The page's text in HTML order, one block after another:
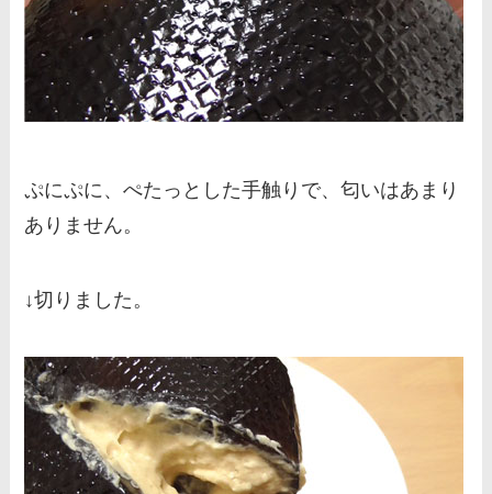
ぷにぷに、ぺたっとした手触りで、匂いはあまり
ありません。
↓切りました。